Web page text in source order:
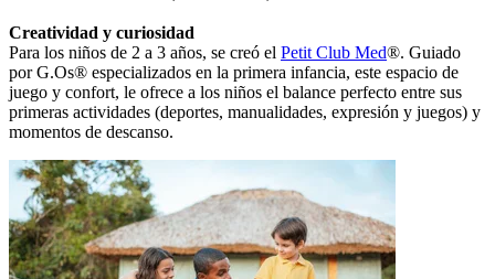
Creatividad y curiosidad
Para los niños de 2 a 3 años, se creó el Petit Club Med®. Guiado
por G.Os® especializados en la primera infancia, este espacio de
juego y confort, le ofrece a los niños el balance perfecto entre sus
primeras actividades (deportes, manualidades, expresión y juegos) y
momentos de descanso.